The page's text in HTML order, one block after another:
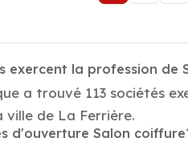
exercent la profession de
a trouvé 113 sociétés
ville de La Ferrière.
d'ouverture Salon